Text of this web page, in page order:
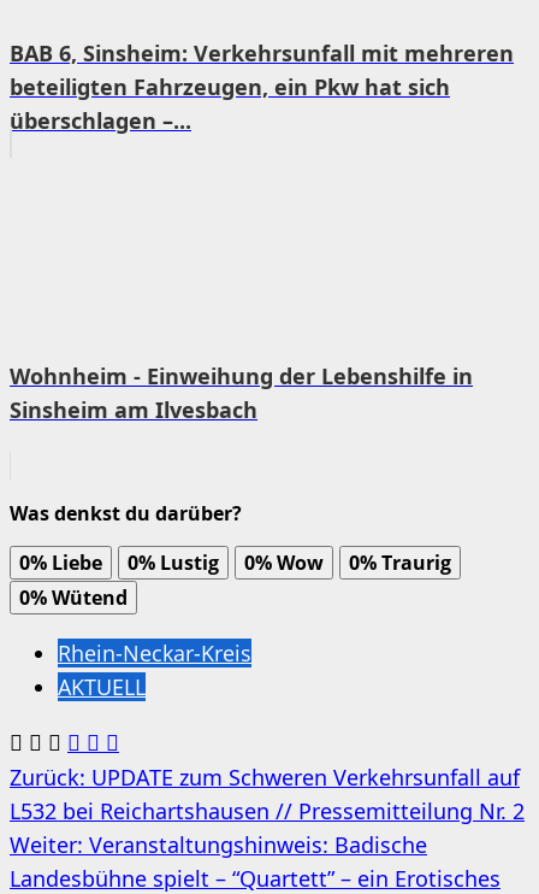
BAB 6, Sinsheim: Verkehrsunfall mit mehreren
beteiligten Fahrzeugen, ein Pkw hat sich
überschlagen –...
Wohnheim - Einweihung der Lebenshilfe in
Sinsheim am Ilvesbach
Was denkst du darüber?
0% Liebe 0% Lustig 0%Wow 0%Traurig
0%Wütend
Rhein-Neckar-Kreis
AKTUELL
Beitragsnavigation
Zurück: UPDATE zum Schweren Verkehrsunfall auf
L532 bei Reichartshausen // Pressemitteilung Nr. 2
Weiter: Veranstaltungshinweis: Badische
Landesbühne spielt – “Quartett” – ein Erotisches